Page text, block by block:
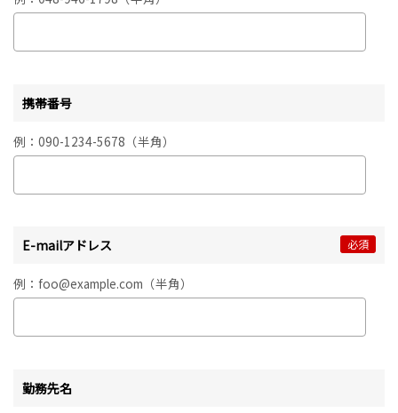
携帯番号
例：090-1234-5678（半角）
E-mailアドレス 必須
例：foo@example.com（半角）
勤務先名